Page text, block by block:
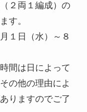
２両１編成）の
す。
日（水）～８
間は日によって
の他の理由によ
りますのでご了